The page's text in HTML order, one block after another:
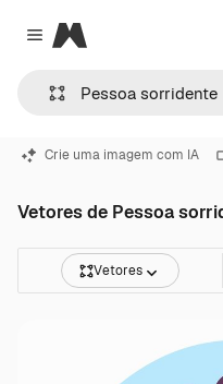
Close menu
Magnific
Crie uma imagem com IA
Vetores de Pessoa
Vetores